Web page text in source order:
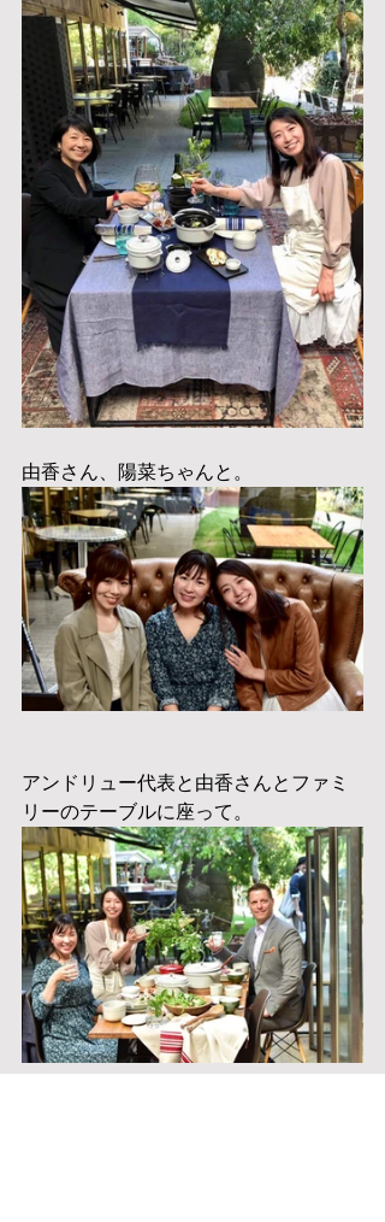
由香さん、陽菜ちゃんと。
アンドリュー代表と由香さんとファミ
リーのテーブルに座って。